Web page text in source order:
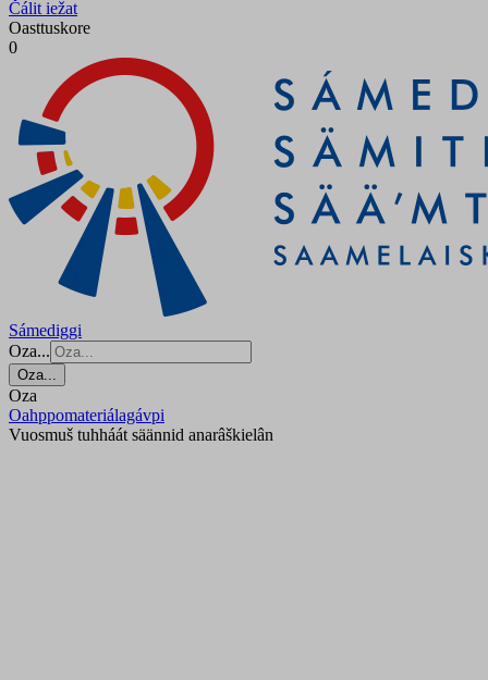
Čálit iežat
Oasttuskore
0
Sámediggi
Oza...
Oza...
Oza
Oahppomateriálagávpi
Vuosmuš tuhháát säännid anarâškielân